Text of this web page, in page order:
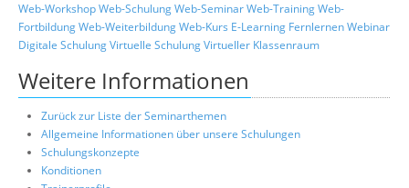
Web-WorkshopWeb-SchulungWeb-SeminarWeb-TrainingWeb-
FortbildungWeb-WeiterbildungWeb-Kurs E-Learning FernlernenWebinar
Digitale SchulungVirtuelle SchulungVirtueller Klassenraum
Weitere Informationen
Zurück zur Liste der Seminarthemen
Allgemeine Informationen über unsere Schulungen
Schulungskonzepte
Konditionen